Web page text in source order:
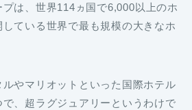
は、世界114ヵ国で6,000以上のホ
ている世界で最も規模の大きなホ
やマリオットといった国際ホテル
、超ラグジュアリーというわけで